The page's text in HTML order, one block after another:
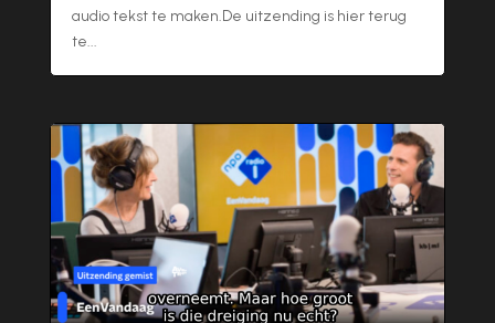
audio tekst te maken.De uitzending is hier terug
te...